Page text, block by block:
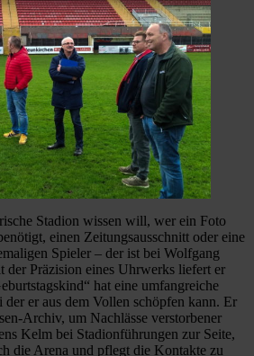
Stadion wissen will, wer ein Foto
einen Zeitungsausschnitt oder eine
Spieler – der ist bei Wolfgang
der Präzision eines Uhrwerks liefert er
hat eine umfangreiche
der er aus dem Vollen schöpfen kann. Er
Archiv, um Nachlässe verstorbener
Kelm bei Stadionführungen zur Seite,
die Arena und pflegt die Kontakte zu